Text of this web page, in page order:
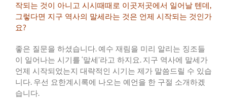
작되는 것이 아니고 시시때때로 이곳저곳에서 일어날 텐데,
그렇다면 지구 역사의 말세라는 것은 언제 시작되는 것인가
요?
좋은 질문을 하셨습니다. 예수 재림을 미리 알리는 징조들
이 일어나는 시기를 ‘말세’라고 하지요. 지구 역사에 말세가
언제 시작되었는지 대략적인 시기는 제가 말씀드릴 수 있습
니다. 우선 요한계시록에 나오는 예언을 한 구절 소개하겠
습니다.